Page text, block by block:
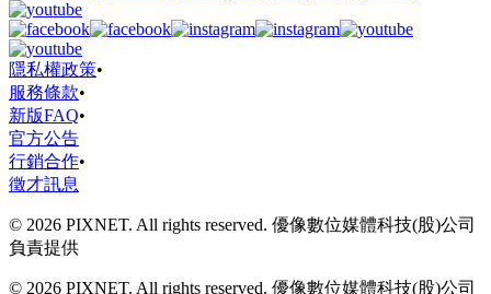
隱私權政策•
服務條款•
新版FAQ•
官方公告
行銷合作•
徵才訊息
© 2026 PIXNET. All rights reserved. 優像數位媒體科技(股)公司
負責提供
© 2026 PIXNET. All rights reserved. 優像數位媒體科技(股)公司